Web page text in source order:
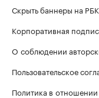
Скрыть баннеры на РБК
Корпоративная
О соблюдении
Пользовательское
Политика в